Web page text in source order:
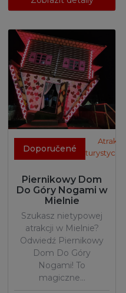
Doporučené
Atrakcje
turystyczne
Piernikowy Dom
Do Góry Nogami w
Mielnie
Szukasz nietypowej
atrakcji w Mielnie?
Odwiedź Piernikowy
Dom Do Góry
Nogami! To
magiczne…